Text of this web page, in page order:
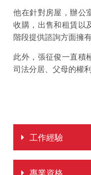
他在針對房屋，辦公
收購，出售和租賃以
階段提供諮詢方面擁有
此外，張征俊一直積
司法分居、父母的權
工作經驗
專業資格